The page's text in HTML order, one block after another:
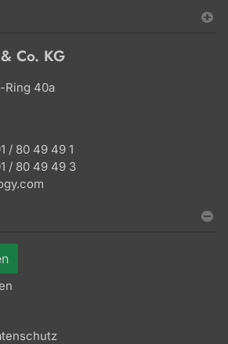
Co. KG
Ring 40a
/ 80 49 49 1
/ 80 49 49 3